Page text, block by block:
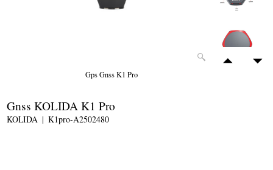
Gps Gnss K1 Pro
Gnss KOLIDA K1 Pro
KOLIDA K1pro-A2502480